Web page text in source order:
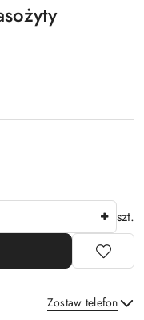
szt.
Zostaw telefon